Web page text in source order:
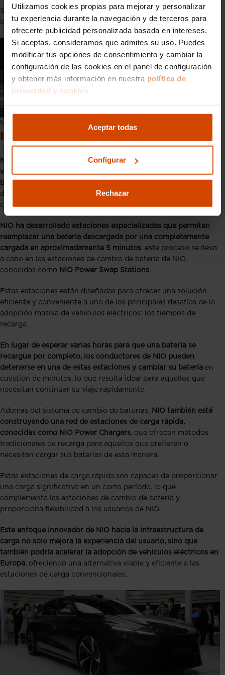
Utilizamos cookies propias para mejorar y personalizar
tu experiencia durante la navegación y de terceros para
ofrecerte publicidad personalizada basada en intereses.
Si aceptas, consideramos que admites su uso. Puedes
modificar tus opciones de consentimiento y cambiar la
configuración de las cookies en el panel de configuración
y obtener más información en nuestra política de
privacidad y cookies.
Aceptar todas
Configurar
Rechazar
Su precio de partida es de 73.900 € y sus baterías cuentan con
las mismas características que los anteriores modelos.
NIO EL7
NIO está revolucionando la infraestructura de carga de
vehículos eléctricos con su innovador sistema de cambio de
baterías
donde los vehículos eléctricos se conectan a una estación de
carga para recargar sus baterías.
NIO ha desarrollado estaciones especializadas que permiten
reemplazar una batería descargada por una completamente
cargada en aproximadamente 5 minutos, este proceso se lleva
a cabo en las estaciones de cambio de batería de NIO,
conocidas como NIO Power Swap Stations.
Estas estaciones están diseñadas para ofrecer una solución
eficiente y conveniente a uno de los principales desafíos de la
adopción masiva de vehículos eléctricos: los tiempos de
recarga.
En lugar de esperar varias horas para que una batería se
recargue por completo, los conductores de NIO pueden
detenerse en una de estas estaciones y cambiar su batería en
cuestión de minutos, lo que resulta ideal para aquellos que
necesitan continuar su viaje rápidamente.
Además del sistema de cambio de baterías, NIO también está
construyendo una red de estaciones de carga rápida,
conocidas como NIO Power Chargers, que ofrecen métodos
tradicionales de recarga para aquellos que prefieren o
necesitan cargar sus baterías de esta manera.
Estas estaciones de carga rápida son capaces de proporcionar
una carga significativa en un corto período, lo que
complementa las estaciones de cambio de batería y
proporciona flexibilidad a los usuarios de NIO.
Este enfoque innovador de NIO hacia la infraestructura de
carga no solo mejora la experiencia del usuario, sino que
también podría acelerar la adopción de vehículos eléctricos en
Europa, ofreciendo una alternativa viable y eficiente a las
estaciones de carga convencionales.